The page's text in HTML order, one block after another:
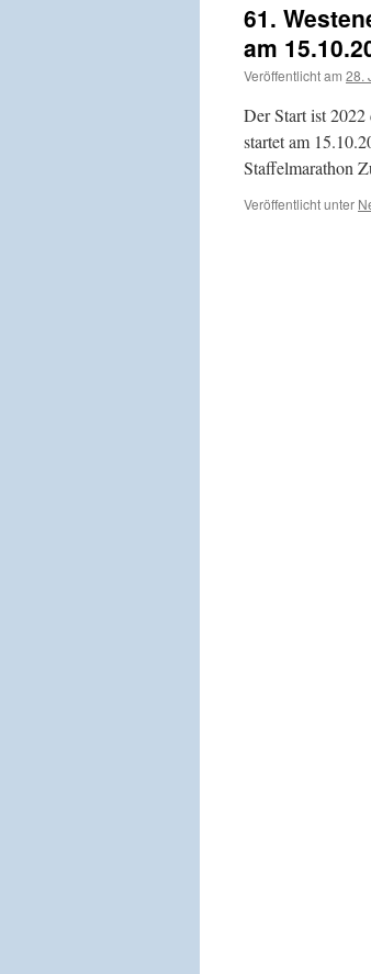
61.
am
Veröffentlicht am 28.
Der Start ist
startet am
Staffelmarathon
Veröffentlicht unter